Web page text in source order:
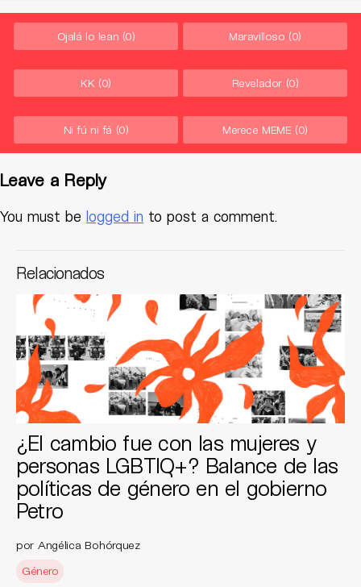
Ojalá lo lean (0) Maravilloso (0)
KK (0) Revelador (0)
Ni fú ni fá (0) Merece MEME (0)
Leave a Reply
You must be logged in to post a comment.
Relacionados
¿El cambio fue con las mujeres y
personas LGBTIQ+? Balance de las
políticas de género en el gobierno
Petro
por Angélica Bohórquez
Género